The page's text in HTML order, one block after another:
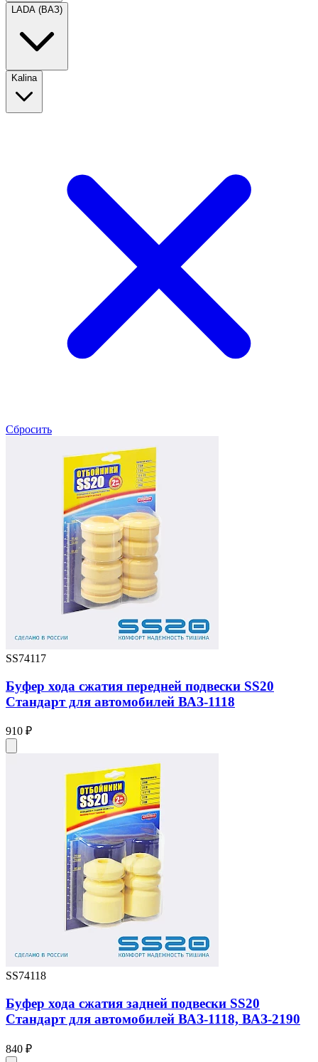
LADA (ВАЗ)
Kalina
Сбросить
SS74117
Буфер хода сжатия передней подвески SS20
Стандарт для автомобилей ВАЗ-1118
910 ₽
SS74118
Буфер хода сжатия задней подвески SS20
Стандарт для автомобилей ВАЗ-1118, ВАЗ-2190
840 ₽